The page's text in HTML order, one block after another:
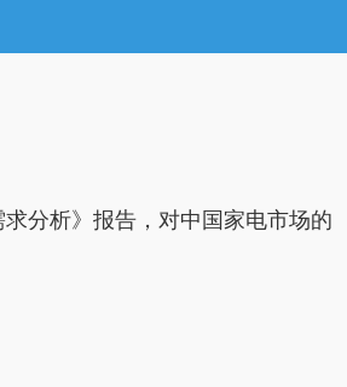
分析》报告，对中国家电市场的